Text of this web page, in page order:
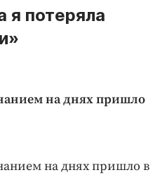
ЖКХ
я потеряла
на днях пришло
на днях пришло в